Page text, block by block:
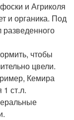
и Агриколя
и органика. Под
чтобы
цвели.
Кемира
ст.л.